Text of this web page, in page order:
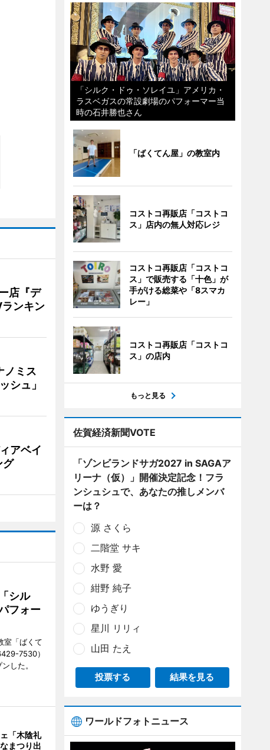
店『デ
ンキン
ノミス
シュ」
アベイ
グ
シル
フォー
室「ばくて
7530）
した。
「木陰礼
まつり出
「シルク・ドゥ・ソレイユ」アメリカ・
ラスベガスの常設劇場のパフォーマー当
時の石井勝也さん
「ばくてん屋」の教室内
コストコ再販店「コストコ
ス」店内の無人対応レジ
コストコ再販店「コストコ
ス」で販売する「十色」が
手がける総菜や「8スマカ
レー」
コストコ再販店「コストコ
ス」の店内
もっと見る
佐賀経済新聞VOTE
「ゾンビランドサガ2027 in SAGAア
リーナ（仮）」開催決定記念！フラ
ンシュシュで、あなたの推しメンバ
ーは？
源 さくら
二階堂 サキ
水野 愛
紺野 純子
ゆうぎり
星川 リリィ
山田 たえ
投票する 結果を見る
ワールドフォトニュース